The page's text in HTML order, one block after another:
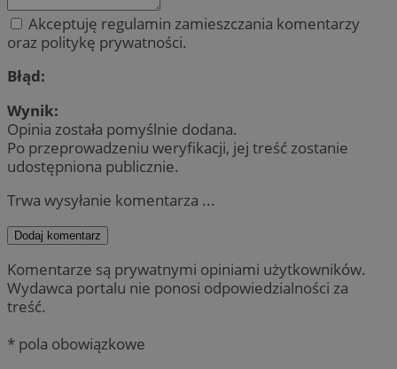
Akceptuję regulamin zamieszczania komentarzy
oraz politykę prywatności.
Błąd:
Wynik:
Opinia została pomyślnie dodana.
Po przeprowadzeniu weryfikacji, jej treść zostanie
udostępniona publicznie.
Trwa wysyłanie komentarza ...
Dodaj komentarz
Komentarze są prywatnymi opiniami użytkowników.
Wydawca portalu nie ponosi odpowiedzialności za
treść.
* pola obowiązkowe